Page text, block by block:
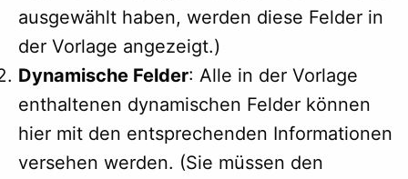
ausgewählt haben, werden diese Felder in
der Vorlage angezeigt.)
Dynamische Felder: Alle in der Vorlage
enthaltenen dynamischen Felder können
hier mit den entsprechenden Informationen
versehen werden. (Sie müssen den